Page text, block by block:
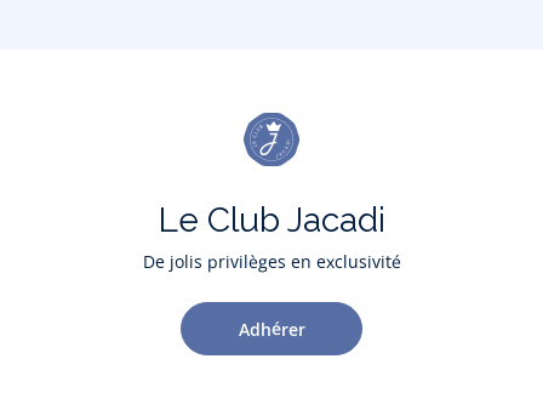
Le Club Jacadi
De jolis privilèges en exclusivité
Adhérer